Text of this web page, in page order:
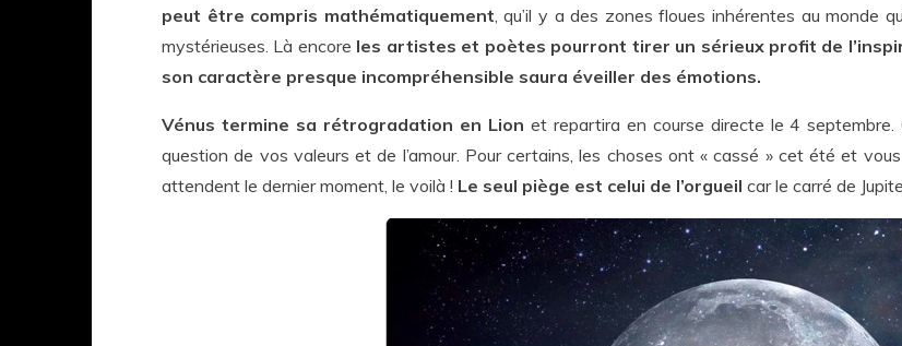
peut être compris mathématiquement , qu’il y a des zones floues inhérentes au monde
mystérieuses. Là encore les artistes et poètes pourront tirer un sérieux profit de
son caractère presque incompréhensible saura éveiller des émotions.
Vénus termine sa rétrogradation en Lion et repartira en course directe le 4 septembre.
question de vos valeurs et de l’amour. Pour certains, les choses ont « cassé » cet été et
attendent le dernier moment, le voilà ! Le seul piège est celui de l’orgueil car le carré de